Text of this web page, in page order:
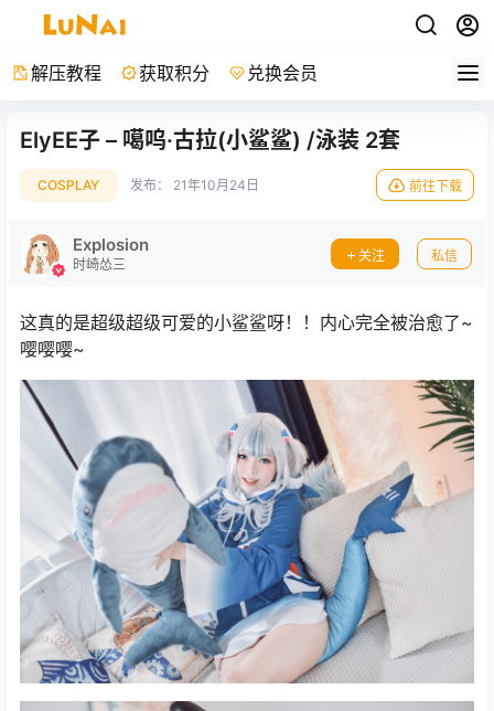
解压教程 获取积分 兑换会员
ElyEE子 – 噶呜·古拉(小鲨鲨) /泳装 2套
COSPLAY 发布： 21年10月24日 前往下载
Explosion
时崎怂三
关注 私信
这真的是超级超级可爱的小鲨鲨呀！！内心完全被治愈了~
嘤嘤嘤~